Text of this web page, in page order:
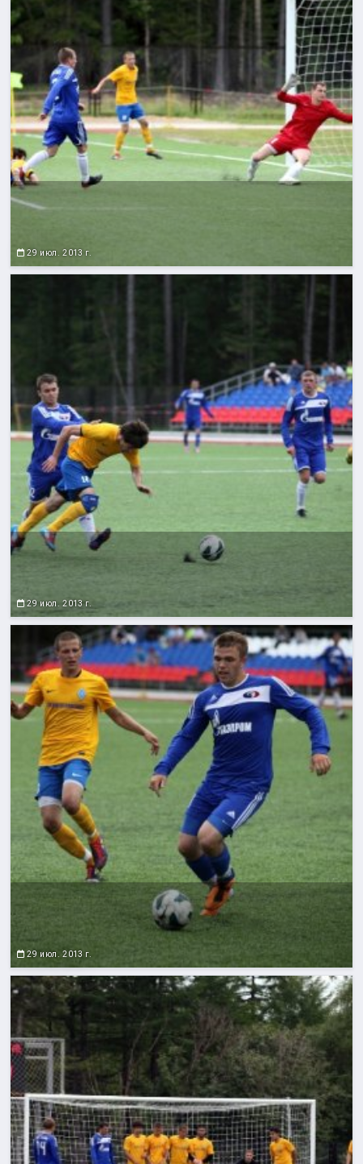
29 июл. 2013 г.
29 июл. 2013 г.
29 июл. 2013 г.